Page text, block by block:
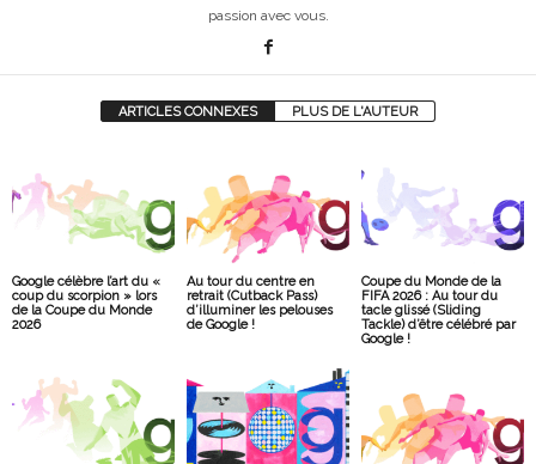
passion avec vous.
ARTICLES CONNEXES PLUS DE L'AUTEUR
Google célèbre l’art du «
coup du scorpion » lors
de la Coupe du Monde
2026
Au tour du centre en
retrait (Cutback Pass)
d’illuminer les pelouses
de Google !
Coupe du Monde de la
FIFA 2026 : Au tour du
tacle glissé (Sliding
Tackle) d’être célébré par
Google !